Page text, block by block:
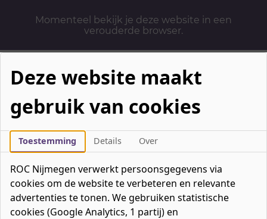
Momenteel bekijk je deze website in een
verouderde browser.
Mbo-opleidingen
Werken & Leren
Mavo / havo / vwo
Contact
Over ons
Bedrijven
Deze website maakt
gebruik van cookies
Toestemming Details Over
ROC Nijmegen verwerkt persoonsgegevens via
cookies om de website te verbeteren en relevante
advertenties te tonen. We gebruiken statistische
cookies (Google Analytics, 1 partij) en